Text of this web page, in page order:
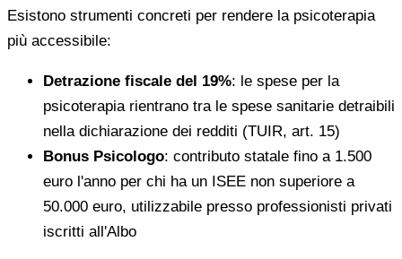
Esistono strumenti concreti per rendere la psicoterapia
più accessibile:
Detrazione fiscale del 19%: le spese per la
psicoterapia rientrano tra le spese sanitarie detraibili
nella dichiarazione dei redditi (TUIR, art. 15)
Bonus Psicologo: contributo statale fino a 1.500
euro l'anno per chi ha un ISEE non superiore a
50.000 euro, utilizzabile presso professionisti privati
iscritti all'Albo